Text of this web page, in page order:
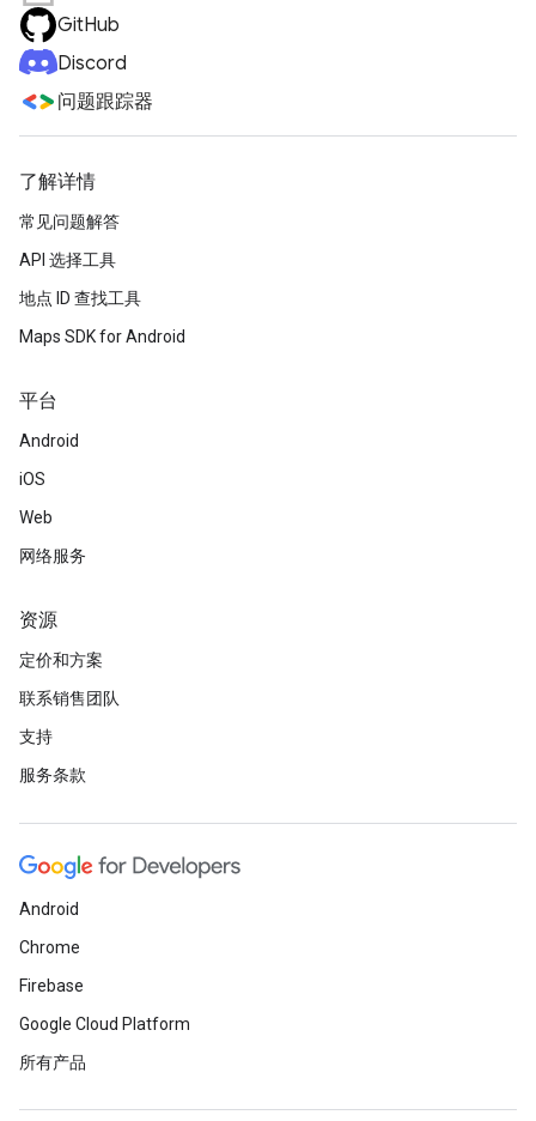
GitHub
Discord
问题跟踪器
了解详情
常见问题解答
API 选择工具
地点 ID 查找工具
Maps SDK for Android
平台
Android
iOS
Web
网络服务
资源
定价和方案
联系销售团队
支持
服务条款
Android
Chrome
Firebase
Google Cloud Platform
所有产品